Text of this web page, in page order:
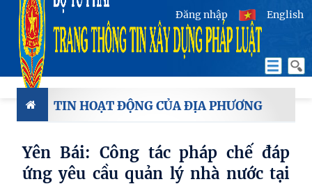
Đăng nhập English
TIN HOẠT ĐỘNG CỦA ĐỊA PHƯƠNG
Yên Bái: Công tác pháp chế đáp
ứng yêu cầu quản lý nhà nước tại